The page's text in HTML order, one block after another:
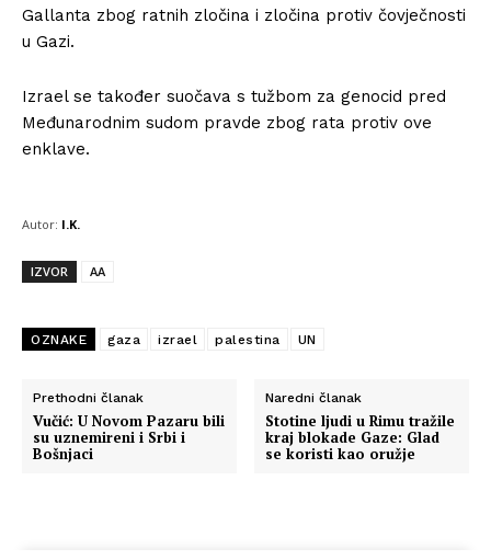
Gallanta zbog ratnih zločina i zločina protiv čovječnosti
u Gazi.
Izrael se također suočava s tužbom za genocid pred
Međunarodnim sudom pravde zbog rata protiv ove
enklave.
Autor: I.K.
IZVOR AA
OZNAKE gaza izrael palestina UN
Prethodni članak
Vučić: U Novom Pazaru bili
su uznemireni i Srbi i
Bošnjaci
Naredni članak
Stotine ljudi u Rimu tražile
kraj blokade Gaze: Glad
se koristi kao oružje